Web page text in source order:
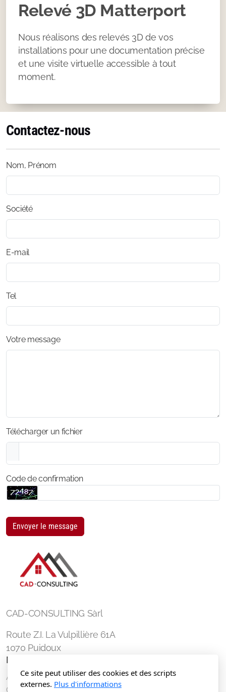
Relevé 3D Matterport
Nous réalisons des relevés 3D de vos
installations pour une documentation précise
et une visite virtuelle accessible à tout
moment.
Contactez-nous
Nom, Prénom
Société
E-mail
Tel
Votre message
Télécharger un fichier
Code de confirmation
Envoyer le message
CAD-CONSULTING Sàrl
Route Z.I. La Vulpillière 61A
1070 Puidoux
Menu principal
Accueil
Contactez-nous
Ce site peut utiliser des cookies et des scripts
externes. Plus d'informations